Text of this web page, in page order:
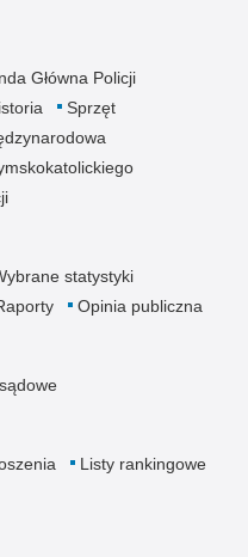
Główna Policji
Sprzęt
statystyki
Opinia publiczna
Listy rankingowe